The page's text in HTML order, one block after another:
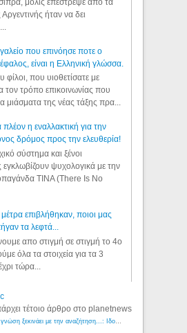
μόλις επέστρεψε από τα
ήταν να δει
που επινόησε ποτε ο
είναι η Ελληνική γλώσσα.
φίλοι, που υιοθετίσατε με
τον τρόπο επικοινωνίας που
μιάσματα της νέας τάξης πρα...
η εναλλακτική για την
δρόμος προς την ελευθερία!
σύστημα και ξένοι
ψυχολογικά με την
TINA (There Is No
επιβλήθηκαν, ποιοι μας
τα λεφτά...
απο στιγμή σε στιγμή το 4ο
όλα τα στοιχεία για τα 3
τώρα...
τέτοιο άρθρο στο planetnews
Λόγιος Ερμής | Η γνώση ξεκινάει με την αναζήτηση...: Ιδού οι 18 που χρωστούν 11 δις ευρώ!